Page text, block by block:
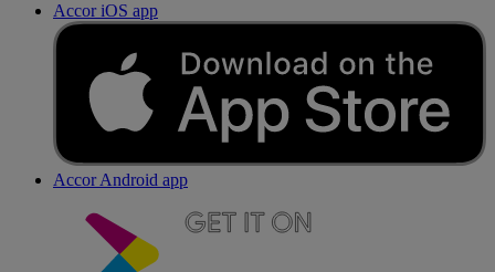
Accor iOS app
Accor Android app